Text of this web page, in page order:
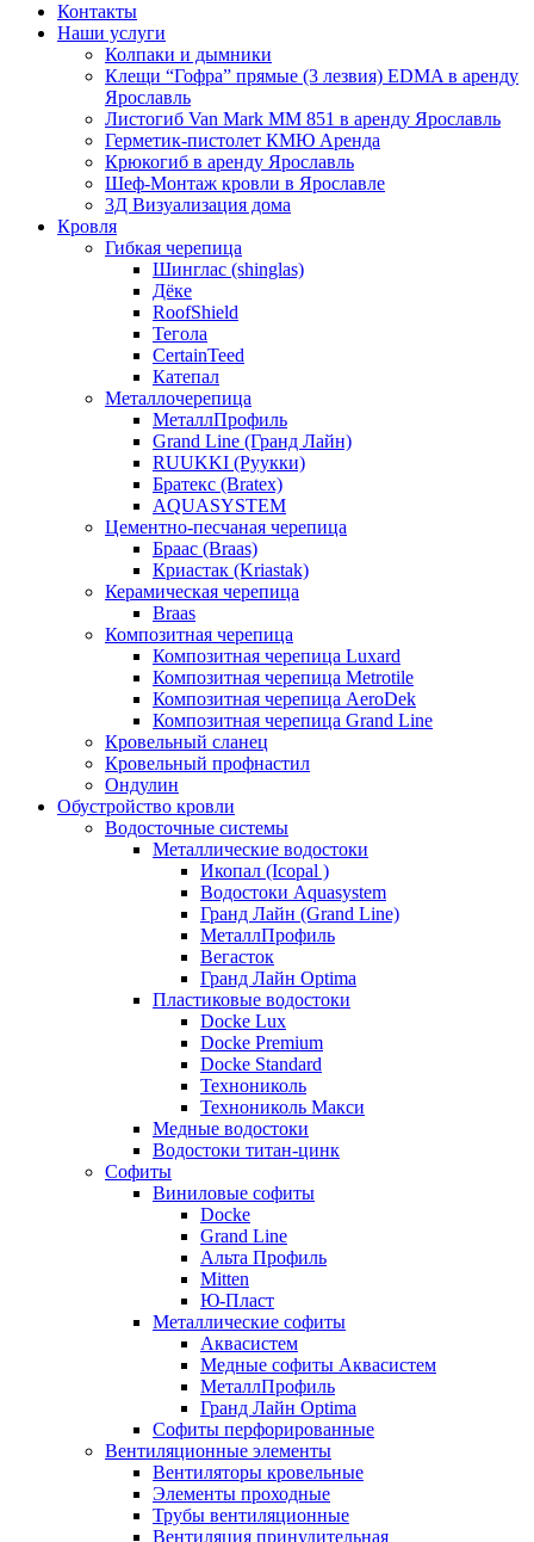
Контакты
Наши услуги
Колпаки и дымники
Клещи “Гофра” прямые (3 лезвия) EDMA в аренду
Ярославль
Листогиб Van Mark MM 851 в аренду Ярославль
Герметик-пистолет КМЮ Аренда
Крюкогиб в аренду Ярославль
Шеф-Монтаж кровли в Ярославле
3Д Визуализация дома
Кровля
Гибкая черепица
Шинглас (shinglas)
Дёке
RoofShield
Тегола
CertainTeed
Катепал
Металлочерепица
МеталлПрофиль
Grand Line (Гранд Лайн)
RUUKKI (Руукки)
Братекс (Bratex)
AQUASYSTEM
Цементно-песчаная черепица
Браас (Braas)
Криастак (Kriastak)
Керамическая черепица
Braas
Композитная черепица
Композитная черепица Luxard
Композитная черепица Metrotile
Композитная черепица AeroDek
Композитная черепица Grand Line
Кровельный сланец
Кровельный профнастил
Ондулин
Обустройство кровли
Водосточные системы
Металлические водостоки
Икопал (Icopal )
Водостоки Aquasystem
Гранд Лайн (Grand Line)
МеталлПрофиль
Вегасток
Гранд Лайн Optima
Пластиковые водостоки
Docke Lux
Docke Premium
Docke Standard
Технониколь
Технониколь Макси
Медные водостоки
Водостоки титан-цинк
Софиты
Виниловые софиты
Docke
Grand Line
Альта Профиль
Mitten
Ю-Пласт
Металлические софиты
Аквасистем
Медные софиты Аквасистем
МеталлПрофиль
Гранд Лайн Optima
Софиты перфорированные
Вентиляционные элементы
Вентиляторы кровельные
Элементы проходные
Трубы вентиляционные
Вентиляция принудительная